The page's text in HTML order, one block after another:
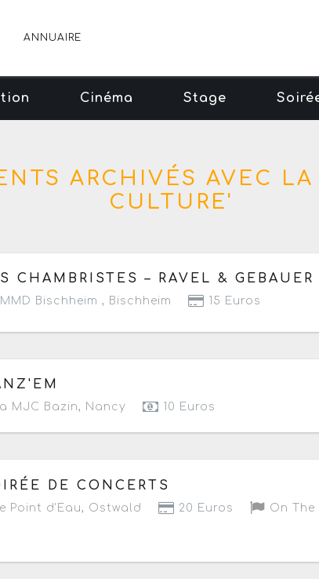
ANNUAIRE
Cinéma Stage
ARCHIVÉS AVEC
CULTURE'
30 juin 2026 à partir de 20h
CHAMBRISTES – RAVEL & GEBAUER
Bischheim , Bischheim 15 Euros
23 mai 2026
MJC Bazin, Nancy 10 Euros
8 mai 2026 à partir de 20h
DE CONCERTS
Point d'Eau, Ostwald 20 Euros On The